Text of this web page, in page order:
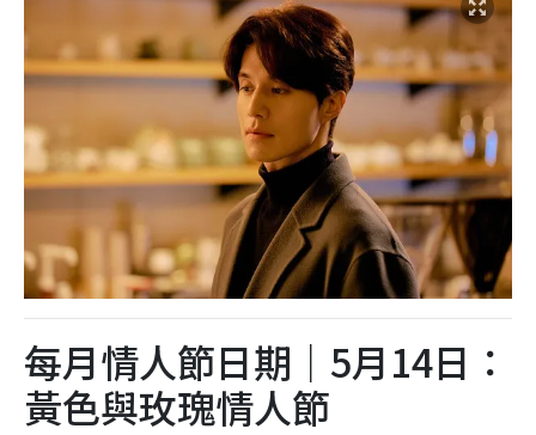
每月情人節日期｜5月14日：
黃色與玫瑰情人節